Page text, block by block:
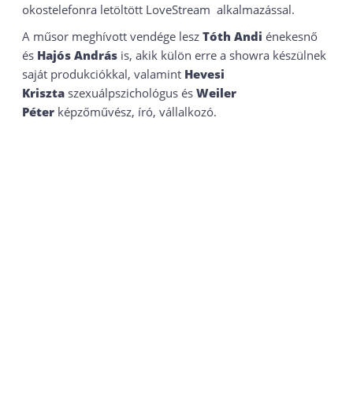
okostelefonra letöltött LoveStream alkalmazással.
A műsor meghívott vendége lesz Tóth Andi énekesnő
és Hajós András is, akik külön erre a showra készülnek
saját produkciókkal, valamint Hevesi
Kriszta szexuálpszichológus és Weiler
Péter képzőművész, író, vállalkozó.